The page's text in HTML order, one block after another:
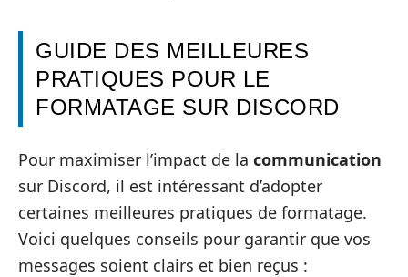
GUIDE DES MEILLEURES
PRATIQUES POUR LE
FORMATAGE SUR DISCORD
Pour maximiser l’impact de la communication
sur Discord, il est intéressant d’adopter
certaines meilleures pratiques de formatage.
Voici quelques conseils pour garantir que vos
messages soient clairs et bien reçus :